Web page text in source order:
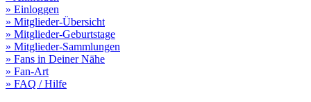
» Einloggen
» Mitglieder-Übersicht
» Mitglieder-Geburtstage
» Mitglieder-Sammlungen
» Fans in Deiner Nähe
» Fan-Art
» FAQ / Hilfe